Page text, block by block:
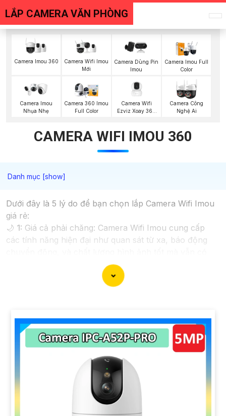
LẮP CAMERA VĂN PHÒNG
Camera Imou 360
Camera Wifi Imou
Mới
Camera Dùng Pin
Imou
Camera Imou Full
Color
Camera Imou
Nhụa Nhẹ
Camera 360 Imou
Full Color
Camera Wifi
Ezviz Xoay 360
Camera Công
Nghệ Ai
CAMERA WIFI IMOU 360
Dưới đây là 5 lý do để bạn chọn lắp Camera Wifi Imou
giá rẻ:
🌙 1: Giá cả phải chăng: Camera Wifi Imou cung cấp
các tính năng hiện đại như quan sát từ xa, báo động
Dễ dàng lắp đặt: Camera Imou được thiết kế dễ
dàng lắp đặt, bạn có thể tự cài đặt và sử dụng mà
xuất bởi một trong những công ty hàng đầu trong lĩnh
vực an ninh và giám sát, vì vậy bạn có thể tin tưởng
vào chất lượng của sản phẩm.
Tích hợp công nghệ mới: Camera Wifi Imou
thường được tích hợp các công nghệ mới như trí tuệ
nhân tạo, cảm biến chuyển động thông minh giúp tăng
cường tính năng bảo mật.
5: Hỗ trợ dịch vụ sau bán hàng: Imou cung cấp dịch